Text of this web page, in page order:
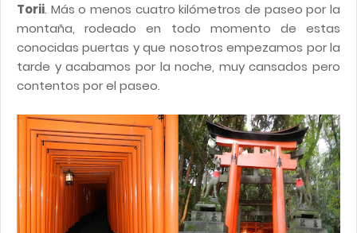
Torii. Más o menos cuatro kilómetros de paseo por la
montaña, rodeado en todo momento de estas
conocidas puertas y que nosotros empezamos por la
tarde y acabamos por la noche, muy cansados pero
contentos por el paseo.